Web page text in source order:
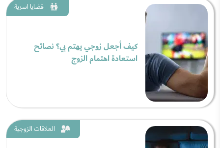
قضايا اسرية
كيف أجعل زوجي يهتم بي؟ نصائح
استعادة اهتمام الزوج
العلاقات الزوجية